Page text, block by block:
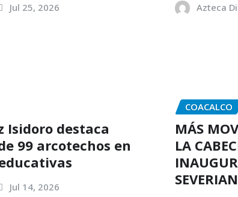
Jul 25, 2026 Azteca
Isidoro destaca
99 arcotechos en
Jul 14, 2026
COACALCO
MÁS
LA